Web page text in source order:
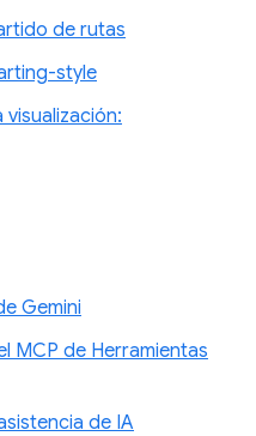
de rutas
style
Gemini
MCP de Herramientas
de IA